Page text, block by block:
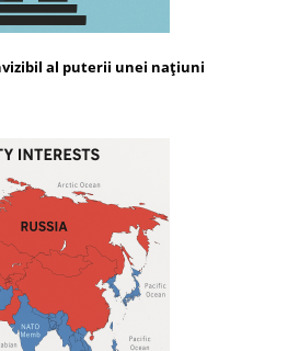
al puterii unei națiuni